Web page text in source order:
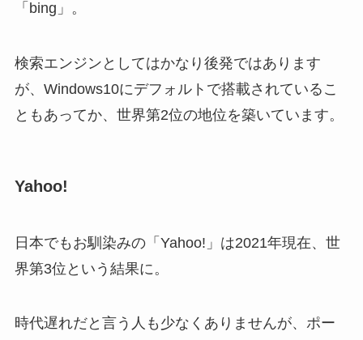
「bing」。
検索エンジンとしてはかなり後発ではあります
が、Windows10にデフォルトで搭載されているこ
ともあってか、世界第2位の地位を築いています。
Yahoo!
日本でもお馴染みの「Yahoo!」は2021年現在、世
界第3位という結果に。
時代遅れだと言う人も少なくありませんが、ポー